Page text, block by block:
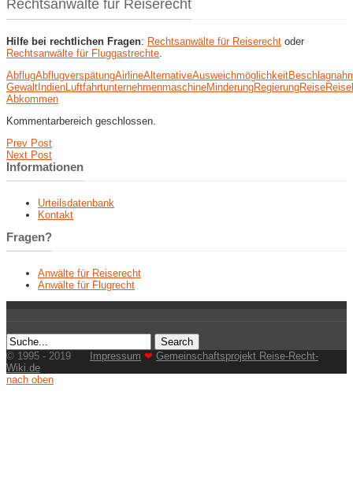
Rechtsanwälte für Reiserecht
Hilfe bei rechtlichen Fragen: Rechtsanwälte für Reiserecht oder
Rechtsanwälte für Fluggastrechte
AbflugAbflugverspätungAirlineAlternativeAusweichmöglichkeit
GewaltIndienLuftfahrtunternehmenmaschineMinderungRegierungReise
Abkommen
Kommentarbereich geschlossen.
Prev Post
Next Post
Informationen
Urteilsdatenbank
Kontakt
Fragen?
Anwälte für Reiserecht
Anwälte für Flugrecht
© 1995 - 2019 Impressum ❤ Gemeinschaftsprojekt Reise-Recht-
Wiki.de
nach oben